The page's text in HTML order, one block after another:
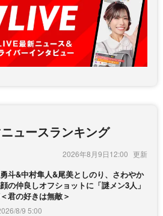
ニュースランキング
2026年8月9日12:00
斗&中村隼人&尾美としのり、さわやか
の仲良しオフショットに「謎メン3人」
君の好きは無敵＞
8/9 5:00